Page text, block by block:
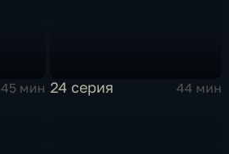
45 мин 24 серия 44 мин